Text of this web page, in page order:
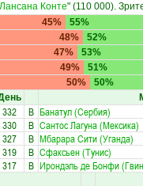
Конте" (110 000).
45%
55%
48%
52%
47%
53%
49%
51%
50%
50%
332 В Банатул (Сербия)
330 В Сантос Лагуна (Мексика)
327 В Мбарара Сити (Уганда)
319 В Сфаксьен (Тунис)
317 В Ирондэль де Бонфи